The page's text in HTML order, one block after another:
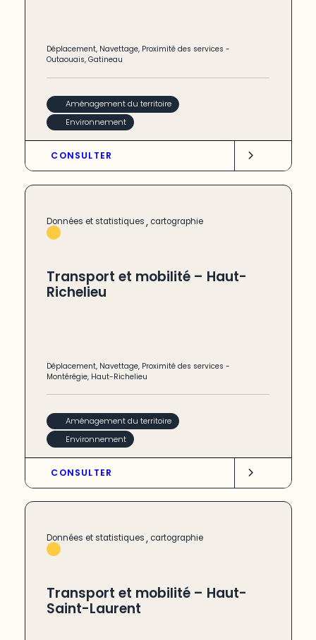
Déplacement, Navettage, Proximité des services -
Outaouais,Gatineau
Aménagement du territoire
Environnement
CONSULTER
Données et statistiques, cartographie
Transport et mobilité – Haut-
Richelieu
Déplacement, Navettage, Proximité des services -
Montérégie, Haut-Richelieu
Aménagement du territoire
Environnement
CONSULTER
Données et statistiques, cartographie
Transport et mobilité – Haut-
Saint-Laurent